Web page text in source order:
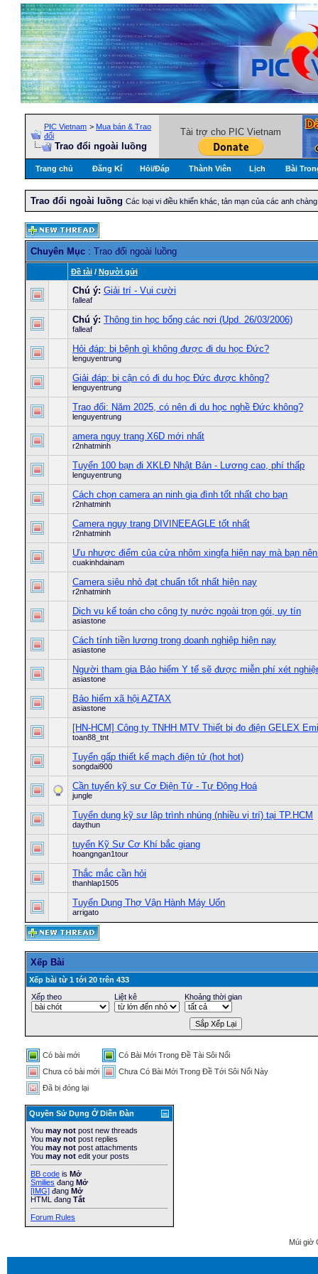
PIC Vietnam > Mua bán & Trao
đổi
Trao đổi ngoài luồng
Tài trợ cho PIC Vietnam
Trang chủ Đăng Kí Hỏi/Ðáp Thành Viên Lịch Bài
Trao đổi ngoài luồng Các loại vi điều khiển khác, tản mạn của các anh
Chuyên Mục : Trao đổi ngoài luồng
Ðề tài / Người gửi
Chú ý: Giải trí - Vui cười
falleaf
Chú ý: Thông tin học bổng các nơi (Upd. 26/03/2006)
falleaf
Hỏi đáp: bị bệnh gì không được đi du học Đức?
lenguyentrung
Giải đáp: bị cận có đi du học Đức được không?
lenguyentrung
Trao đổi: Năm 2025, có nên đi du học nghề Đức không?
lenguyentrung
amera ngụy trang X6D mới nhất
r2nhatminh
Tuyển 100 bạn đi XKLĐ Nhật Bản - Lương cao, phí thấp
lenguyentrung
Cách chọn camera an ninh gia đình tốt nhất cho bạn
r2nhatminh
Camera nguỵ trang DIVINEEAGLE tốt nhất
r2nhatminh
Ưu nhược điểm của cửa nhôm xingfa hiện nay mà bạn
cuakinhdainam
Camera siêu nhỏ đạt chuẩn tốt nhất hiện nay
r2nhatminh
Dịch vụ kế toán cho công ty nước ngoài trọn gói, uy tín
asiastone
Cách tính tiền lương trong doanh nghiệp hiện nay
asiastone
Người tham gia Bảo hiểm Y tế sẽ được miễn phí xét
asiastone
Bảo hiểm xã hội AZTAX
asiastone
[HN-HCM] Công ty TNHH MTV Thiết bị đo điện GELEX
toan88_tnt
Tuyển gấp thiết kế mạch điện tử (hot hot)
songdai900
Cần tuyển kỹ sư Cơ Điện Tử - Tự Động Hoá
jungle
Tuyển dụng kỹ sư lập trình nhúng (nhiều vị trí) tại TP.HCM
daythun
tuyển Kỹ Sư Cơ Khí bắc giang
hoangngan1tour
Thắc mắc cần hỏi
thanhlap1505
Tuyển Dụng Thợ Vận Hành Máy Uốn
arrigato
Xếp Bài
Xếp bài từ 1 tới 20 trên 433
Xếp theo
Liệt kê Khoảng thời gian
Có bài mới
Có Bài Mới Trong Ðề Tài Sôi Nổi
Chưa có bài mới
Chưa Có Bài Mới Trong Ðề Tới Sôi Nổi Này
Ðã bị đóng lại
Quyền Sử Dụng Ở Diễn Ðàn
You may not post new threads
You may not post replies
You may not post attachments
You may not edit your posts
BB code is Mở
Smilies đang Mở
[IMG] đang Mở
HTML đang Tắt
Forum Rules
Múi giờ